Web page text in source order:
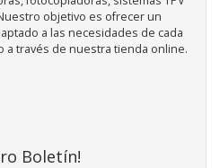
objetivo es ofrecer un
a las necesidades de cada
a través de nuestra tienda online.
Boletín!